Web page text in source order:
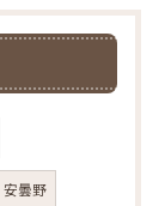
安曇野